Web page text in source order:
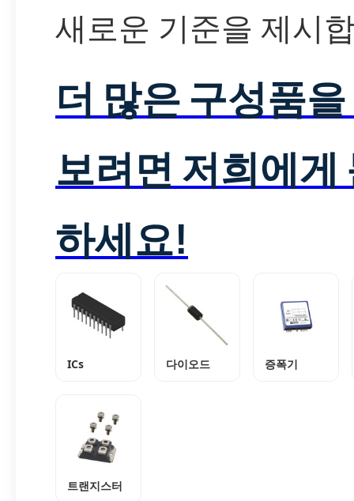
새로운 기준을 제시
더 많은 구성품
보려면 저희에게
하세요!
ICs 다이오드 증폭기
트랜지스터